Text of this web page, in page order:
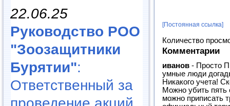
22.06.25
Руководство РОО
"Зоозащитники
Бурятии":
Ответственный за
[Постоянная ссылка]
Количество
Комментарии
иванов - Просто
умные люди
Никакого учета!
Можно убить пять
можно приписать